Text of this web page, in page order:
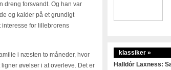
dreng forsvandt. Og han var
og kalder på et grundigt
for lillebrorens
i næsten to måneder, hvor
øvelser i at overleve. Det er
klassiker »
Halldór Laxness: